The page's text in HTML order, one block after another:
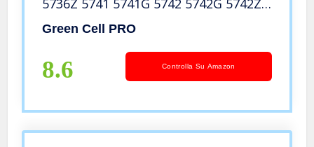
5736Z 5741 5741G 5742 5742G 5742Z
5742ZG 5749 5749G 5749Z 5749ZG
7560 7741 7741G 7750 7750G
Green Cell PRO
8.6 Controlla Su Amazon